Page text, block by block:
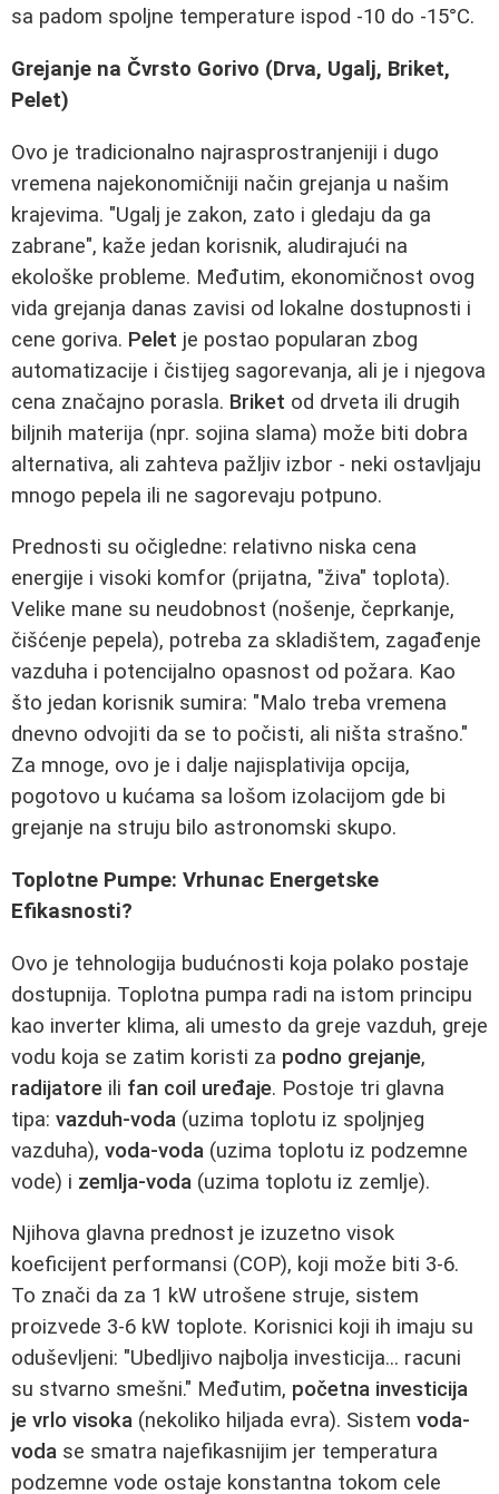
sa padom spoljne temperature ispod -10 do -15°C.
Grejanje na Čvrsto Gorivo (Drva, Ugalj, Briket,
Pelet)
Ovo je tradicionalno najrasprostranjeniji i dugo
vremena najekonomičniji način grejanja u našim
krajevima. "Ugalj je zakon, zato i gledaju da ga
zabrane", kaže jedan korisnik, aludirajući na
ekološke probleme. Međutim, ekonomičnost ovog
vida grejanja danas zavisi od lokalne dostupnosti i
cene goriva. Pelet je postao popularan zbog
automatizacije i čistijeg sagorevanja, ali je i njegova
cena značajno porasla. Briket od drveta ili drugih
biljnih materija (npr. sojina slama) može biti dobra
alternativa, ali zahteva pažljiv izbor - neki ostavljaju
mnogo pepela ili ne sagorevaju potpuno.
Prednosti su očigledne: relativno niska cena
energije i visoki komfor (prijatna, "živa" toplota).
Velike mane su neudobnost (nošenje, čeprkanje,
čišćenje pepela), potreba za skladištem, zagađenje
vazduha i potencijalno opasnost od požara. Kao
što jedan korisnik sumira: "Malo treba vremena
dnevno odvojiti da se to počisti, ali ništa strašno."
Za mnoge, ovo je i dalje najisplativija opcija,
pogotovo u kućama sa lošom izolacijom gde bi
grejanje na struju bilo astronomski skupo.
Toplotne Pumpe: Vrhunac Energetske
Efikasnosti?
Ovo je tehnologija budućnosti koja polako postaje
dostupnija. Toplotna pumpa radi na istom principu
kao inverter klima, ali umesto da greje vazduh, greje
vodu koja se zatim koristi za podno grejanje,
radijatore ili fan coil uređaje. Postoje tri glavna
tipa: vazduh-voda (uzima toplotu iz spoljnjeg
vazduha), voda-voda (uzima toplotu iz podzemne
vode) i zemlja-voda (uzima toplotu iz zemlje).
Njihova glavna prednost je izuzetno visok
koeficijent performansi (COP), koji može biti 3-6.
To znači da za 1 kW utrošene struje, sistem
proizvede 3-6 kW toplote. Korisnici koji ih imaju su
oduševljeni: "Ubedljivo najbolja investicija... racuni
su stvarno smešni." Međutim, početna investicija
je vrlo visoka (nekoliko hiljada evra). Sistem voda-
voda se smatra najefikasnijim jer temperatura
podzemne vode ostaje konstantna tokom cele